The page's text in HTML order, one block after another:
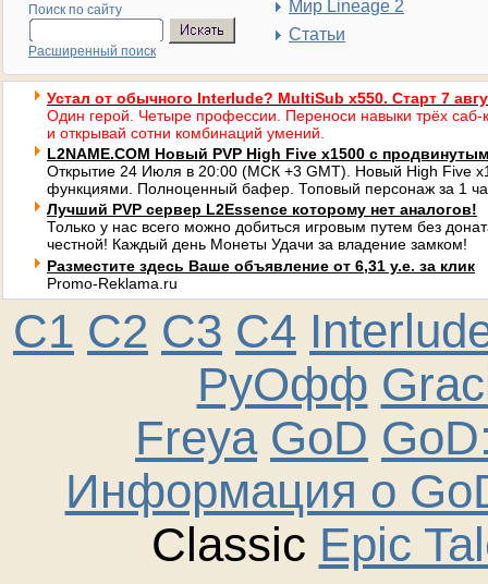
Поиск по сайту
Расширенный поиск
Мир Lineage 2
Статьи
Устал от обычного Interlude? MultiSub x550. Старт 7
Один герой. Четыре профессии. Переноси навыки трёх саб-
и открывай сотни комбинаций умений.
L2NAME.COM Новый PVP High Five x1500 с
Открытие 24 Июля в 20:00 (МСК +3 GMT). Новый High Five
функциями. Полноценный бафер. Топовый персонаж за 1
Лучший PVP сервер L2Essence которому нет аналогов!
Только у нас всего можно добиться игровым путем без
честной! Каждый день Монеты Удачи за владение замком!
Разместите здесь Ваше объявление от 6,31 у.е. за клик
Promo-Reklama.ru
C1 C2 C3 C4
РуОфф
Freya GoD
Информация о
Classic Epic